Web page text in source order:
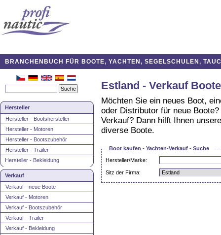
BRANCHENBUCH FÜR BOOTE, YACHTEN, SEGELSCHULEN,
Hersteller
Hersteller - Bootshersteller
Hersteller - Motoren
Hersteller - Bootszubehör
Hersteller - Trailer
Hersteller - Bekleidung
Verkauf
Verkauf - neue Boote
Verkauf - Motoren
Verkauf - Bootszubehör
Verkauf - Trailer
Verkauf - Bekleidung
Estland - Verkauf
Möchten Sie ein neues Boot,
oder Distributor für neue
Verkauf? Dann hilft Ihnen
diverse Boote.
Boot kaufen - Yachten-Verkauf - Suche
Hersteller/Marke:
Sitz der Firma: